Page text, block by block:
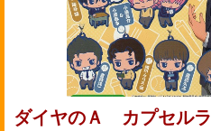
ダイヤのＡ カプセル